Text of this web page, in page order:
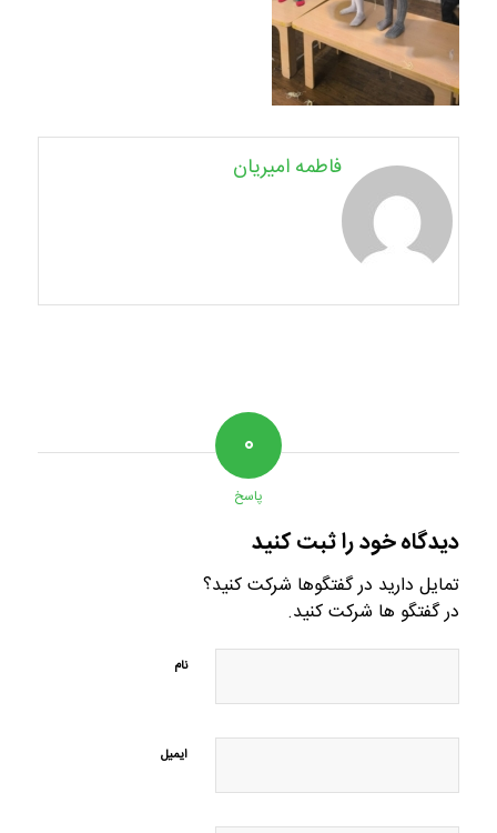
فاطمه امیریان
۰
پاسخ
دیدگاه خود را ثبت کنید
تمایل دارید در گفتگوها شرکت کنید؟
در گفتگو ها شرکت کنید.
نام
ایمیل